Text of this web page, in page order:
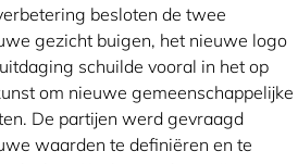
besloten de twee
gezicht buigen, het nieuwe logo
schuilde vooral in het op
om nieuwe gemeenschappelijke
De partijen werd gevraagd
waarden te definiëren en te